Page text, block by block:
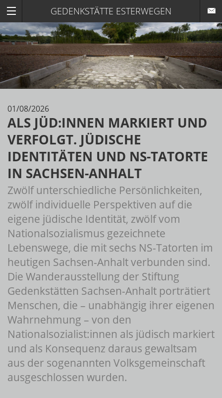
GEDENKSTÄTTE ESTERWEGEN
01/08/2026
ALS JÜD:INNEN MARKIERT UND
VERFOLGT. JÜDISCHE
IDENTITÄTEN UND NS-TATORTE
IN SACHSEN-ANHALT
Zwölf unterschiedliche Persönlichkeiten,
zwölf individuelle Perspektiven auf die
eigene jüdische Identität, zwölf vom
Nationalsozialismus gezeichnete
Lebenswege, die mit sechs NS-Tatorten im
heutigen Sachsen-Anhalt verbunden sind.
Die Wanderausstellung der Stiftung
Gedenkstätten Sachsen-Anhalt porträtiert
Menschen, die – unabhängig ihrer eigenen
Wahrnehmung – von den
Nationalsozialist:innen als jüdisch markiert
und als Konsequenz daraus gewaltsam
aus der sogenannten Volksgemeinschaft
ausgeschlossen wurden.